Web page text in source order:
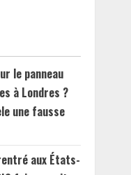
le panneau
à Londres ?
une fausse
aux États-